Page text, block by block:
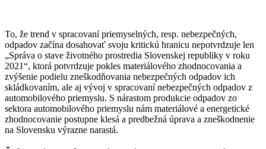
To, že trend v spracovaní priemyselných, resp. nebezpečných,
odpadov začína dosahovať svoju kritickú hranicu nepotvrdzuje len
„Správa o stave životného prostredia Slovenskej republiky v roku
2021“, ktorá potvrdzuje pokles materiálového zhodnocovania a
zvýšenie podielu zneškodňovania nebezpečných odpadov ich
skládkovaním, ale aj vývoj v spracovaní nebezpečných odpadov z
automobilového priemyslu. S nárastom produkcie odpadov zo
sektora automobilového priemyslu nám materiálové a energetické
zhodnocovanie postupne klesá a predbežná úprava a zneškodnenie
na Slovensku výrazne narastá.